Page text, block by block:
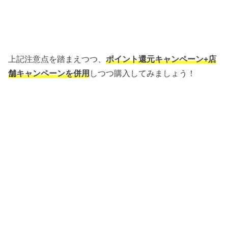
上記注意点を踏まえつつ、ポイント還元キャンペーン+店
舗キャンペーンを併用しつつ購入してみましょう！